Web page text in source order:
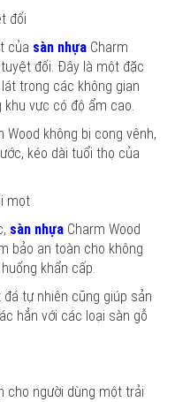
đối
của sàn nhựa Charm
đối. Đây là một đặc
trong các không gian
vực có độ ẩm cao.
không bị cong vênh,
kéo dài tuổi thọ của
mọt
sàn nhựa Charm Wood
bảo an toàn cho không
khẩn cấp.
tự nhiên cũng giúp sản
hẳn với các loại sàn gỗ
cho người dùng một trải